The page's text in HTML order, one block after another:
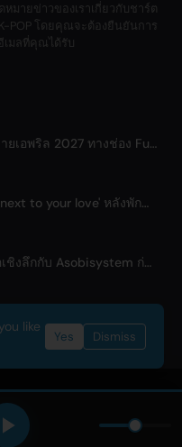
ายข่าวของเราเกี่ยวกับชาร์ต
POP โดยคุณจะต้องยืนยันการ
มลที่คุณได้รับ
อนิเมะทีวี 'Shozen' กำหนดฉายเอพริล 2027 ทางช่อง Fuji TV
Sagiri Sol ปล่อยซิงเกิลใหม่ 'next to your love' หลังพักฟื้น
Kizuna AI เสริมความร่วมมือเชิงลึกกับ Asobisystem ก่อนเริ่มทัวร์ครบรอบ 10 ปีรอบโลก
provided byACRCloud
like
Yes Dismiss